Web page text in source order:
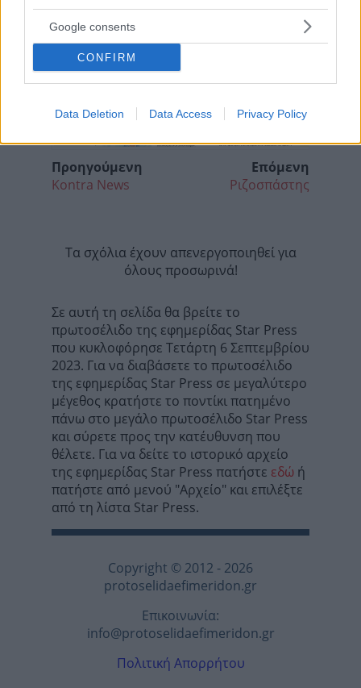
Google consents
CONFIRM
Data Deletion Data Access Privacy Policy
Προηγούμενη
Kontra News
Επόμενη
Ριζοσπάστης
Τα σχόλια έχουν απενεργοποιηθεί για
όλους προσωρινά!
Σε αυτή τη σελίδα θα βρείτε το
πρωτοσέλιδο της εφημερίδας Star Press
που κυκλοφόρησε Τετάρτη 6 Σεπτεμβρίου
2023. Για να διαβάσετε το πρωτοσέλιδο
της εφημερίδας Star Press σε μεγαλύτερο
μέγεθος κρατήστε το ποντίκι πατημένο
πάνω στο μεγάλο πρωτοσέλιδο Star Press
και σύρετε προς την κατέυθυνση που
θέλετε. Για να δείτε το ιστορικό αρχείο
της εφημερίδας Star Press πατήστε εδώ ή
πατήστε από μενού "Αρχείο" και επιλέξτε
από τη λίστα Star Press.
Copyright © 2012 - 2026
protoselidaefimeridon.gr
Επικοινωνία:
info@protoselidaefimeridon.gr
Πολιτική Απορρήτου